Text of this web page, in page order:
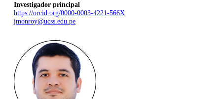
Investigador principal
https://orcid.org/0000-0003-4221-566X
jmonroy@ucss.edu.pe